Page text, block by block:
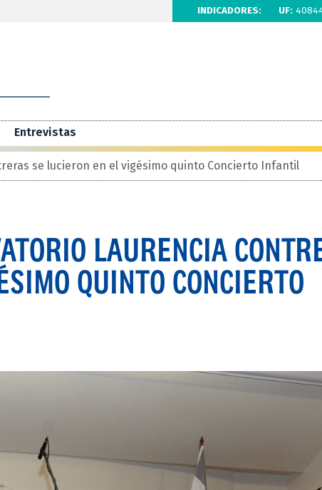
INDICADORES: UF:
Entrevistas
se lucieron en el vigésimo quinto Concierto Infantil
LAURENCIA
QUINTO CONCIERTO